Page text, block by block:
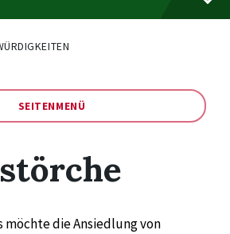
SEITENMENÜ
möchte die Ansiedlung von